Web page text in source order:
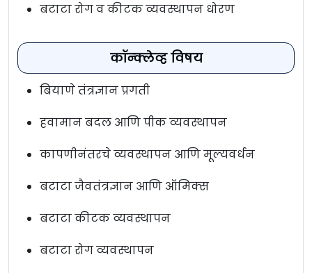
बटाटा रोग व कीटक व्यवस्थापन धोरण
कॉन्क्लेव्ह विषय
बियाणे तंत्रज्ञान प्रगती
हवामान बदल आणि पीक व्यवस्थापन
कापणीनंतरचे व्यवस्थापन आणि मूल्यवर्धन
बटाटा जैवतंत्रज्ञान आणि ऑमिक्स
बटाटा कीटक व्यवस्थापन
बटाटा रोग व्यवस्थापन